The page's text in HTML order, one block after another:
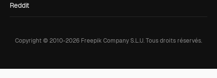
Reddit
Copyright © 2010-2026 Freepik Company S.L.U.Tous droits réservés.